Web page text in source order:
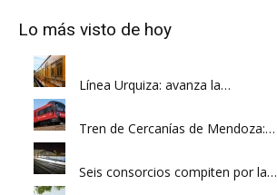
Lo más visto de hoy
Línea Urquiza: avanza la…
Tren de Cercanías de Mendoza:…
Seis consorcios compiten por la…